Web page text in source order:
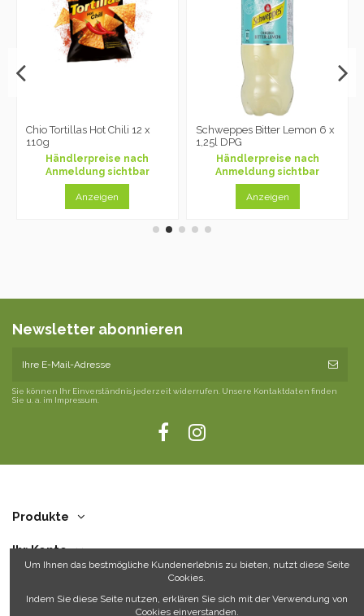
Chio Tortillas Hot Chili 12 x
110g
Händlerpreise nach
Anmeldung sichtbar
Anzeigen
Schweppes Bitter Lemon 6 x
1,25l DPG
Händlerpreise nach
Anmeldung sichtbar
Anzeigen
Newsletter abonnieren
Sie können Ihr Einverständnis jederzeit widerrufen. Unsere Kontaktdaten finden
Sie u. a. im Impressum.
Produkte
Ihr Konto
Um Ihnen das bestmögliche Kundenerlebnis zu bieten, nutzt diese Seite
Cookies.
Indem Sie diese Seite nutzen, erklären Sie sich mit der Verwendung von
Cookies einverstanden.